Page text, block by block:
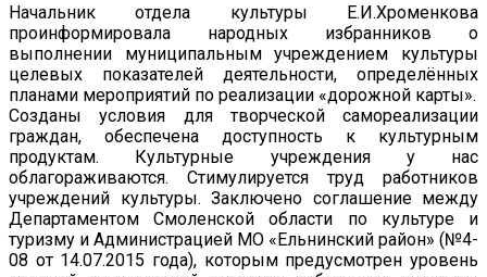
Начальник отдела культуры Е.И.Хроменкова
проинформировала народных избранников о
выполнении муниципальным учреждением культуры
целевых показателей деятельности, определённых
планами мероприятий по реализации «дорожной карты».
Созданы условия для творческой самореализации
граждан, обеспечена доступность к культурным
продуктам. Культурные учреждения у нас
облагораживаются. Стимулируется труд работников
учреждений культуры. Заключено соглашение между
Департаментом Смоленской области по культуре и
туризму и Администрацией МО «Ельнинский район» (№4-
08 от 14.07.2015 года), которым предусмотрен уровень